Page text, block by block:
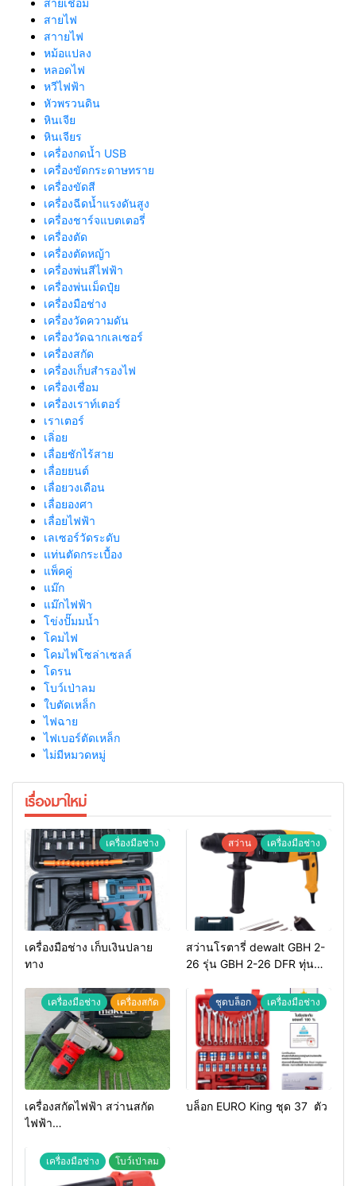
สายไฟ
สาายไฟ
หม้อแปลง
หลอดไฟ
หวีไฟฟ้า
หัวพรวนดิน
หินเจีย
หินเจียร
เครื่องกดน้ำ USB
เครื่องขัดกระดาษทราย
เครื่องขัดสี
เครื่องฉีดน้ำแรงดันสูง
เครื่องชาร์จแบตเตอรี่
เครื่องตัด
เครื่องตัดหญ้า
เครื่องพ่นสีไฟฟ้า
เครื่องพ่นเม็ดปุ๋ย
เครื่องมือช่าง
เครื่องวัดความดัน
เครื่องวัดฉากเลเซอร์
เครื่องสกัด
เครื่องเก็บสํารองไฟ
เครื่องเชื่อม
เครื่องเราท์เตอร์
เราเตอร์
เลิ่อย
เลื่อยชักไร้สาย
เลื่อยยนต์
เลื่อยวงเดือน
เลื่อยองศา
เลื่อยไฟฟ้า
เลเซอร์วัดระดับ
แท่นตัดกระเบื้อง
แพ็คคู่
แม๊ก
แม๊กไฟฟ้า
โข่งปั๊มมน้ำ
โคมไฟ
โคมไฟโซล่าเซลล์
โดรน
โบว์เป่าลม
ใบตัดเหล็ก
ไฟฉาย
ไฟเบอร์ตัดเหล็ก
ไม่มีหมวดหมู่
เรื่องมาใหม่
เครื่องมือช่าง
เครื่องมือช่าง เก็บเงินปลาย
ทาง
สว่าน เครื่องมือช่าง
สว่านโรตารี่ dewalt GBH 2-
26 รุ่น GBH 2-26 DFR ทุ่น
เครื่องมือช่าง เครื่องสกัด
เครื่องสกัดไฟฟ้า สว่านสกัด
ไฟฟ้า
ชุดบล็อก เครื่องมือช่าง
บล็อก EURO King ชุด 37 ตัว
เครื่องมือช่าง โบว์เป่าลม